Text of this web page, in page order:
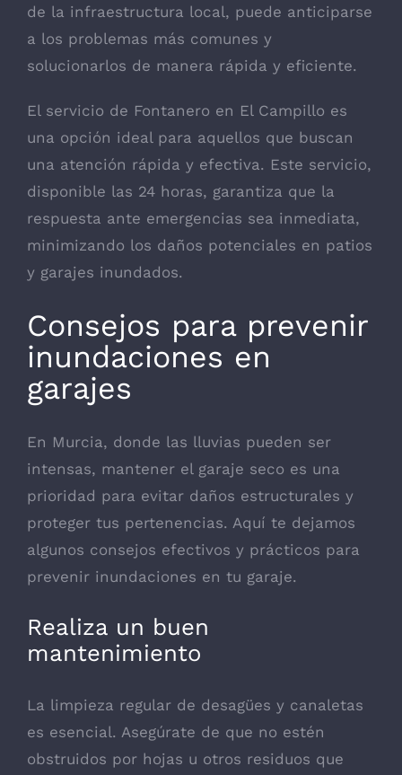
de la infraestructura local, puede anticiparse
a los problemas más comunes y
solucionarlos de manera rápida y eficiente.
El servicio de Fontanero en El Campillo es
una opción ideal para aquellos que buscan
una atención rápida y efectiva. Este servicio,
disponible las 24 horas, garantiza que la
respuesta ante emergencias sea inmediata,
minimizando los daños potenciales en patios
y garajes inundados.
Consejos para prevenir
inundaciones en
garajes
En Murcia, donde las lluvias pueden ser
intensas, mantener el garaje seco es una
prioridad para evitar daños estructurales y
proteger tus pertenencias. Aquí te dejamos
algunos consejos efectivos y prácticos para
prevenir inundaciones en tu garaje.
Realiza un buen
mantenimiento
La limpieza regular de desagües y canaletas
es esencial. Asegúrate de que no estén
obstruidos por hojas u otros residuos que